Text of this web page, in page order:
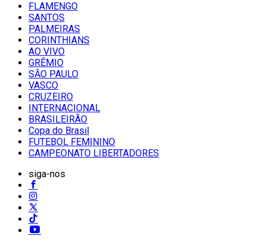
FLAMENGO
SANTOS
PALMEIRAS
CORINTHIANS
AO VIVO
GRÊMIO
SĀO PAULO
VASCO
CRUZEIRO
INTERNACIONAL
BRASILEIRÃO
Copa do Brasil
FUTEBOL FEMININO
CAMPEONATO LIBERTADORES
siga-nos